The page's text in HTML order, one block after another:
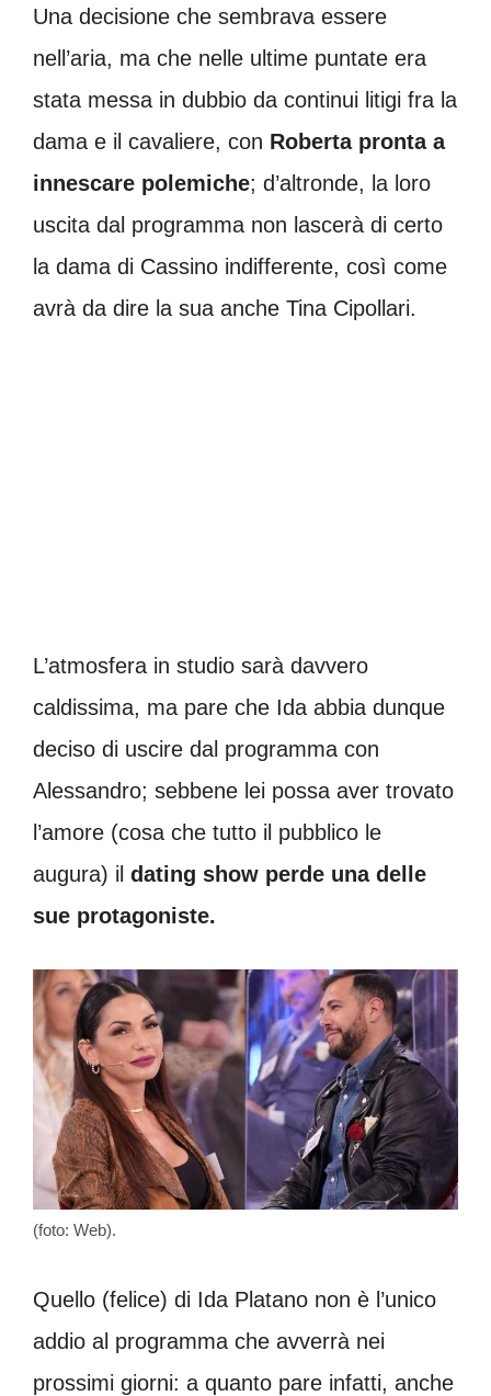
Una decisione che sembrava essere
nell’aria, ma che nelle ultime puntate era
stata messa in dubbio da continui litigi fra la
dama e il cavaliere, con Roberta pronta a
innescare polemiche; d’altronde, la loro
uscita dal programma non lascerà di certo
la dama di Cassino indifferente, così come
avrà da dire la sua anche Tina Cipollari.
L’atmosfera in studio sarà davvero
caldissima, ma pare che Ida abbia dunque
deciso di uscire dal programma con
Alessandro; sebbene lei possa aver trovato
l’amore (cosa che tutto il pubblico le
augura) il dating show perde una delle
sue protagoniste.
(foto: Web).
Quello (felice) di Ida Platano non è l’unico
addio al programma che avverrà nei
prossimi giorni: a quanto pare infatti, anche